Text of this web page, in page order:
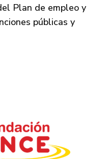
Plan de empleo y
públicas y